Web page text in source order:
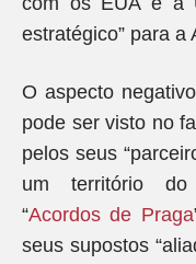
estratégico” para a
O aspecto
pode ser visto no
pelos seus
um território do
“Acordos de Praga
seus supostos